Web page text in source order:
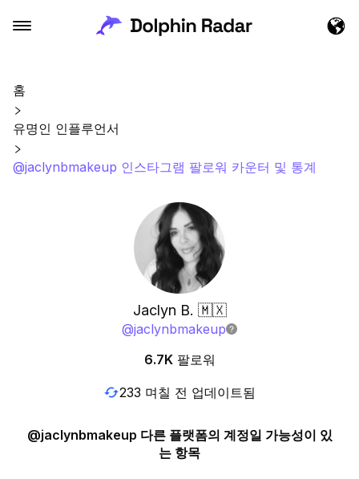
홈
유명인 인플루언서
@jaclynbmakeup 인스타그램 팔로워 카운터 및 통계
Jaclyn B. 🇲🇽
@jaclynbmakeup
6.7K 팔로워
233 며칠 전 업데이트됨
@jaclynbmakeup 다른 플랫폼의 계정일 가능성이 있
는 항목